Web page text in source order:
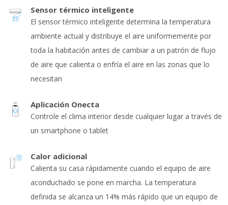
Sensor térmico inteligente
El sensor térmico inteligente determina la temperatura
ambiente actual y distribuye el aire uniformemente por
toda la habitación antes de cambiar a un patrón de flujo
de aire que calienta o enfría el aire en las zonas que lo
necesitan
Aplicación Onecta
Controle el clima interior desde cualquier lugar a través de
un smartphone o tablet
Calor adicional
Calienta su casa rápidamente cuando el equipo de aire
aconduchado se pone en marcha. La temperatura
definida se alcanza un 14% más rápido que un equipo de